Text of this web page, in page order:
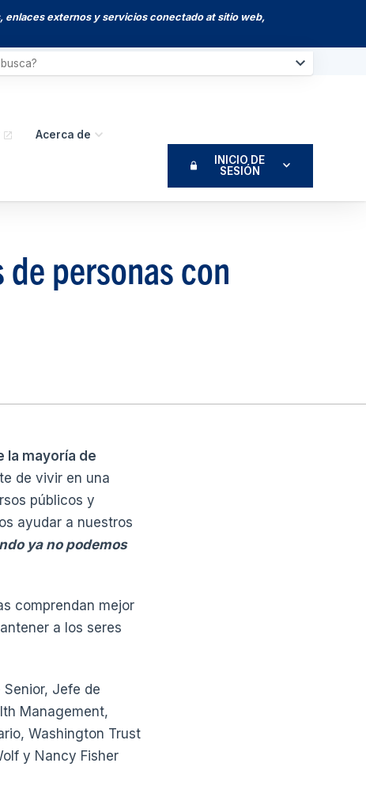
enlaces externos y servicios conectado at sitio web,
Acerca de
INICIO DE
SESIÓN
personas con
la mayoría de
de vivir en una
públicos y
ayudar a nuestros
ya no podemos
comprendan mejor
a los seres
Jefe de
Management,
Washington Trust
y Nancy Fisher